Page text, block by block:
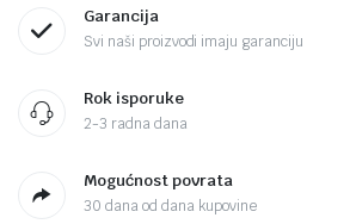
Garancija
Svi naši proizvodi imaju garanciju
Rok isporuke
2-3 radna dana
Mogućnost povrata
30 dana od dana kupovine